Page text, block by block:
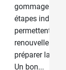
gommage et
étapes
permettent
préparer la
Un bon...